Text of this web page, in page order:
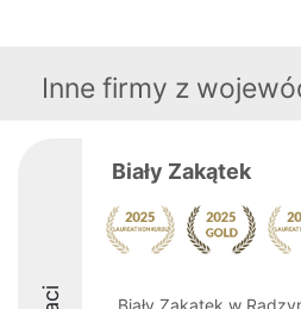
Inne firmy z
Biały Zakątek
Biały Zakątek w